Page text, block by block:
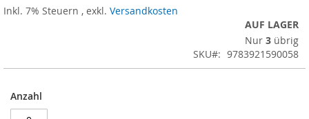
Inkl. 7% Steuern , exkl. Versandkosten
AUF LAGER
Nur 3 übrig
SKU
9783921590058
Anzahl